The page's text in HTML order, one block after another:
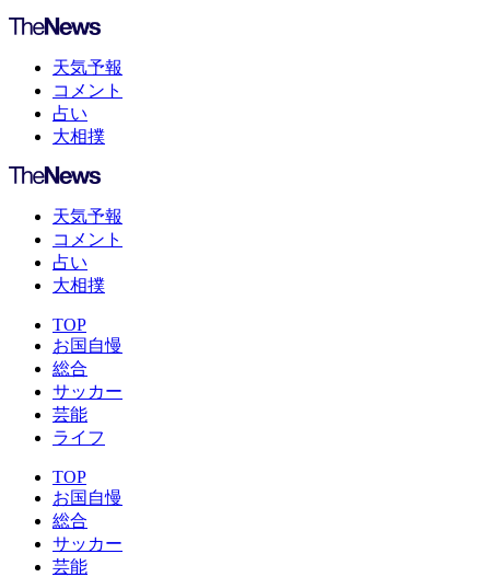
天気予報
コメント
占い
大相撲
天気予報
コメント
占い
大相撲
TOP
お国自慢
総合
サッカー
芸能
ライフ
TOP
お国自慢
総合
サッカー
芸能